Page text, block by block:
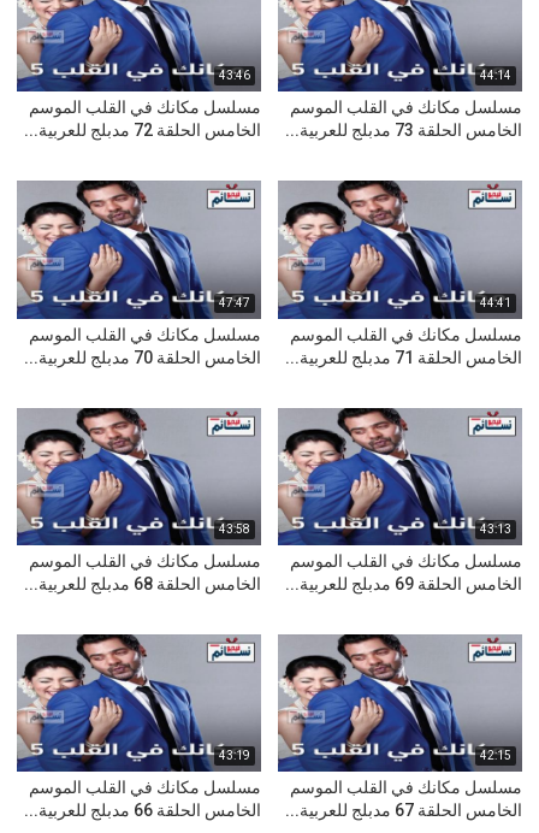
44:14
مسلسل مكانك في القلب الموسم
الخامس الحلقة 73 مدبلج للعربية...
43:46
مسلسل مكانك في القلب الموسم
الخامس الحلقة 72 مدبلج للعربية...
44:41
مسلسل مكانك في القلب الموسم
الخامس الحلقة 71 مدبلج للعربية...
47:47
مسلسل مكانك في القلب الموسم
الخامس الحلقة 70 مدبلج للعربية...
43:13
مسلسل مكانك في القلب الموسم
الخامس الحلقة 69 مدبلج للعربية...
43:58
مسلسل مكانك في القلب الموسم
الخامس الحلقة 68 مدبلج للعربية...
42:15
مسلسل مكانك في القلب الموسم
الخامس الحلقة 67 مدبلج للعربية...
43:19
مسلسل مكانك في القلب الموسم
الخامس الحلقة 66 مدبلج للعربية...